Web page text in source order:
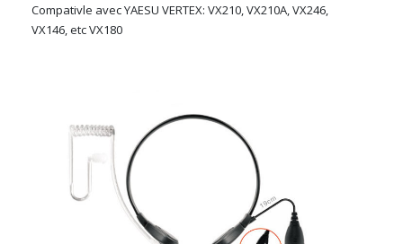
Compativle avec YAESU VERTEX: VX210, VX210A, VX246,
VX146, etc VX180